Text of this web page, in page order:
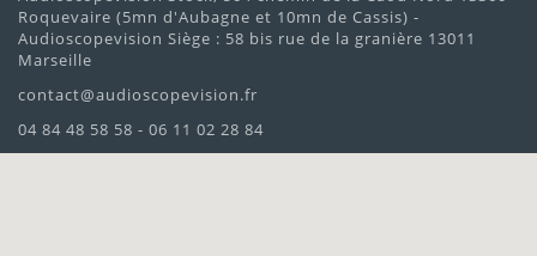
Roquevaire (5mn d'Aubagne et 10mn de Cassis) -
Audioscopevision Siège : 58 bis rue de la granière 13011
Marseille
contact@audioscopevision.fr
04 84 48 58 58 - 06 11 02 28 84